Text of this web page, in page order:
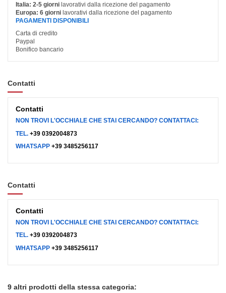
Italia: 2-5 giorni lavorativi dalla ricezione del pagamento
Europa: 6 giorni lavorativi dalla ricezione del pagamento
PAGAMENTI DISPONIBILI
Carta di credito
Paypal
Bonifico bancario
Contatti
Contatti
NON TROVI L'OCCHIALE CHE STAI CERCANDO? CONTATTACI:
TEL. +39 0392004873
WHATSAPP +39 3485256117
Contatti
Contatti
NON TROVI L'OCCHIALE CHE STAI CERCANDO? CONTATTACI:
TEL. +39 0392004873
WHATSAPP +39 3485256117
9 altri prodotti della stessa categoria: